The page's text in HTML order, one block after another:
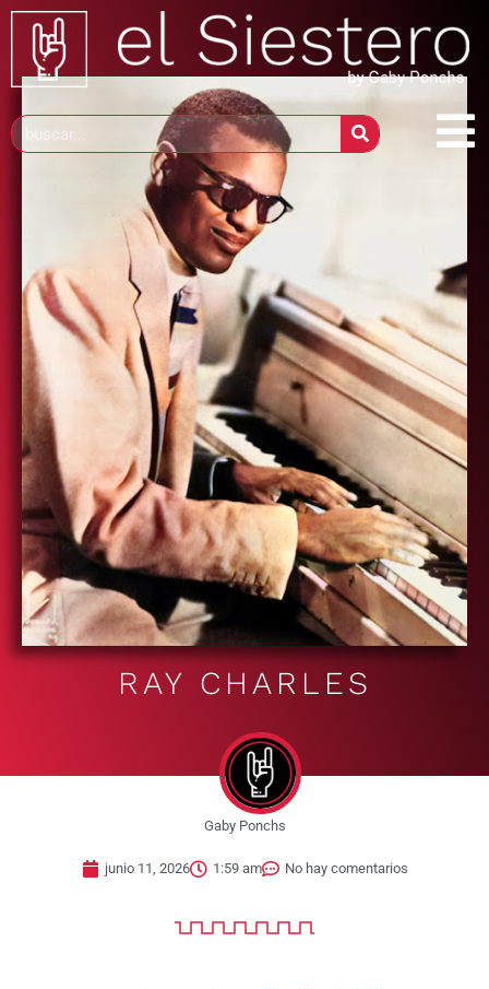
RAY CHARLES
Gaby Ponchs
junio 11, 2026 1:59 am No hay comentarios